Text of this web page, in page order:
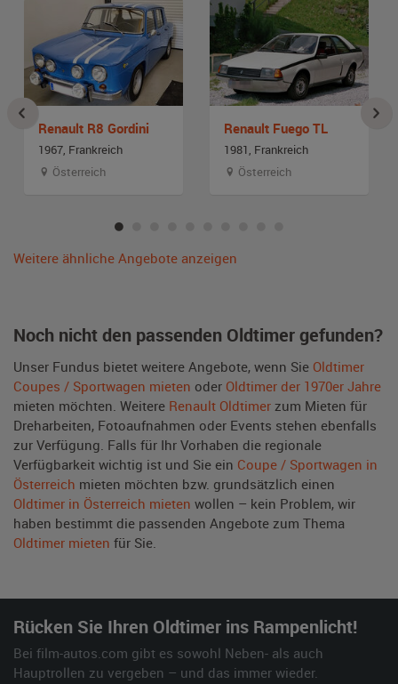
Renault R8 Gordini
1967, Frankreich
Österreich
Renault Fuego TL
1981, Frankreich
Österreich
Weitere ähnliche Angebote anzeigen
Noch nicht den passenden Oldtimer gefunden?
Unser Fundus bietet weitere Angebote, wenn Sie Oldtimer
Coupes / Sportwagen mieten oder Oldtimer der 1970er Jahre
mieten möchten. Weitere Renault Oldtimer zum Mieten für
Dreharbeiten, Fotoaufnahmen oder Events stehen ebenfalls
zur Verfügung. Falls für Ihr Vorhaben die regionale
Verfügbarkeit wichtig ist und Sie ein Coupe / Sportwagen in
Österreich mieten möchten bzw. grundsätzlich einen
Oldtimer in Österreich mieten wollen – kein Problem, wir
haben bestimmt die passenden Angebote zum Thema
Oldtimer mieten für Sie.
Rücken Sie Ihren Oldtimer ins Rampenlicht!
Bei film-autos.com gibt es sowohl Neben- als auch
Hauptrollen zu vergeben – und das immer wieder.